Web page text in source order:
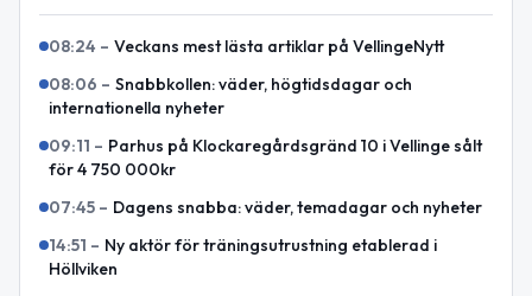
08:24 – Veckans mest lästa artiklar på VellingeNytt
08:06 – Snabbkollen: väder, högtidsdagar och
internationella nyheter
09:11 – Parhus på Klockaregårdsgränd 10 i Vellinge sålt
för 4 750 000kr
07:45 – Dagens snabba: väder, temadagar och nyheter
14:51 – Ny aktör för träningsutrustning etablerad i
Höllviken